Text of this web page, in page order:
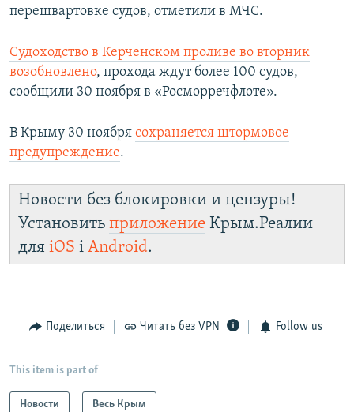
перешвартовке судов, отметили в МЧС.
Судоходство в Керченском проливе во вторник
возобновлено, прохода ждут более 100 судов,
сообщили 30 ноября в «Росморречфлоте».
В Крыму 30 ноября сохраняется штормовое
предупреждение.
Новости без блокировки и цензуры!
Установить приложение Крым.Реалии
для iOS і Android.
Поделиться Читать без VPN Follow us
This item is part of
Новости Весь Крым